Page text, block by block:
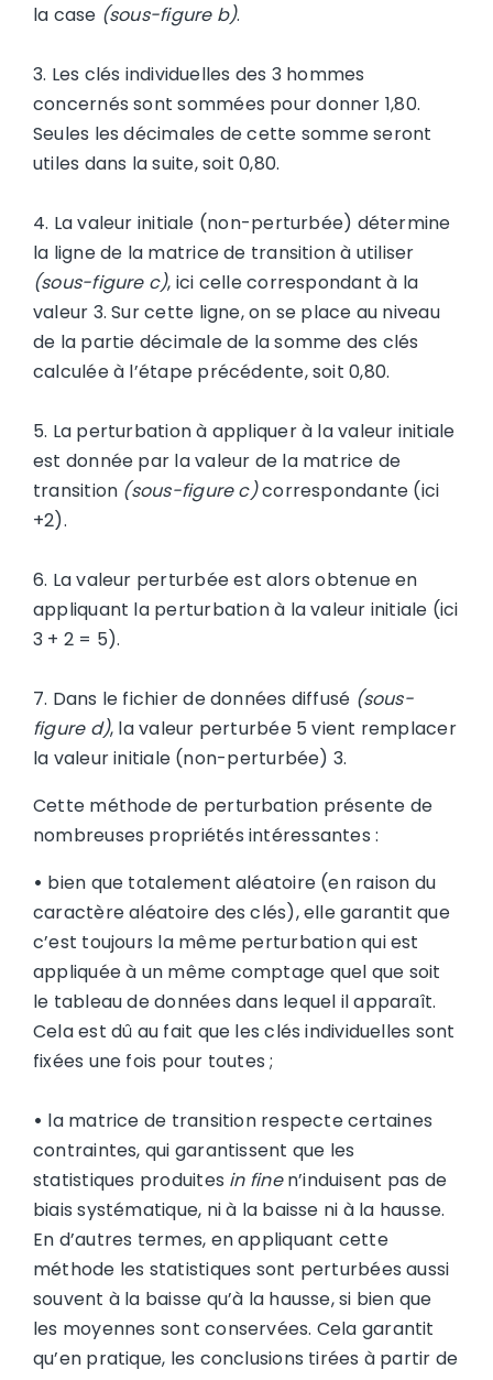
la case (sous-figure b).
3. Les clés individuelles des 3 hommes
concernés sont sommées pour donner 1,80.
Seules les décimales de cette somme seront
utiles dans la suite, soit 0,80.
4. La valeur initiale (non-perturbée) détermine
la ligne de la matrice de transition à utiliser
(sous-figure c), ici celle correspondant à la
valeur 3. Sur cette ligne, on se place au niveau
de la partie décimale de la somme des clés
calculée à l’étape précédente, soit 0,80.
5. La perturbation à appliquer à la valeur initiale
est donnée par la valeur de la matrice de
transition (sous-figure c)correspondante (ici
+2).
6. La valeur perturbée est alors obtenue en
appliquant la perturbation à la valeur initiale (ici
3 + 2 = 5).
7. Dans le fichier de données diffusé (sous-
figure d), la valeur perturbée 5 vient remplacer
la valeur initiale (non-perturbée) 3.
Cette méthode de perturbation présente de
nombreuses propriétés intéressantes :
• bien que totalement aléatoire (en raison du
caractère aléatoire des clés), elle garantit que
c’est toujours la même perturbation qui est
appliquée à un même comptage quel que soit
le tableau de données dans lequel il apparaît.
Cela est dû au fait que les clés individuelles sont
fixées une fois pour toutes ;
• la matrice de transition respecte certaines
contraintes, qui garantissent que les
statistiques produites in finen’induisent pas de
biais systématique, ni à la baisse ni à la hausse.
En d’autres termes, en appliquant cette
méthode les statistiques sont perturbées aussi
souvent à la baisse qu’à la hausse, si bien que
les moyennes sont conservées. Cela garantit
qu’en pratique, les conclusions tirées à partir de